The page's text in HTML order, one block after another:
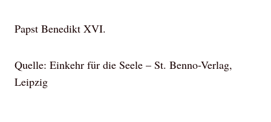
Papst Benedikt XVI.
Quelle: Einkehr für die Seele – St. Benno-Verlag,
Leipzig